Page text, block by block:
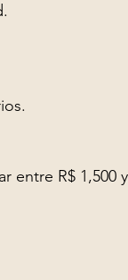
entre R$ 1,500 y